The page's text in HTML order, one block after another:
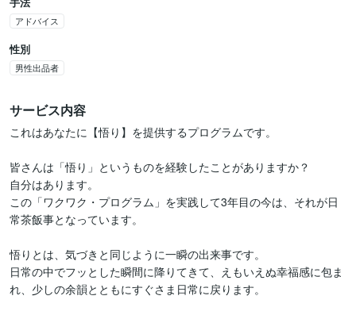
アドバイス
性別
男性出品者
サービス内容
これはあなたに【悟り】を提供するプログラムです。
皆さんは「悟り」というものを経験したことがありますか？
自分はあります。
この「ワクワク・プログラム」を実践して3年目の今は、それが日
常茶飯事となっています。
悟りとは、気づきと同じように一瞬の出来事です。
日常の中でフッとした瞬間に降りてきて、えもいえぬ幸福感に包ま
れ、少しの余韻とともにすぐさま日常に戻ります。